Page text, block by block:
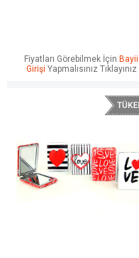
Fiyatları Görebilmek İçin Bayii
Girişi Yapmalısınız Tıklayınız